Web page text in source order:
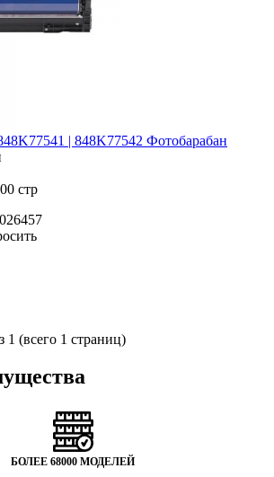
| 848K77542 Фотобарабан
стр
1 (всего 1 страниц)
БОЛЕЕ 68000 МОДЕЛЕЙ